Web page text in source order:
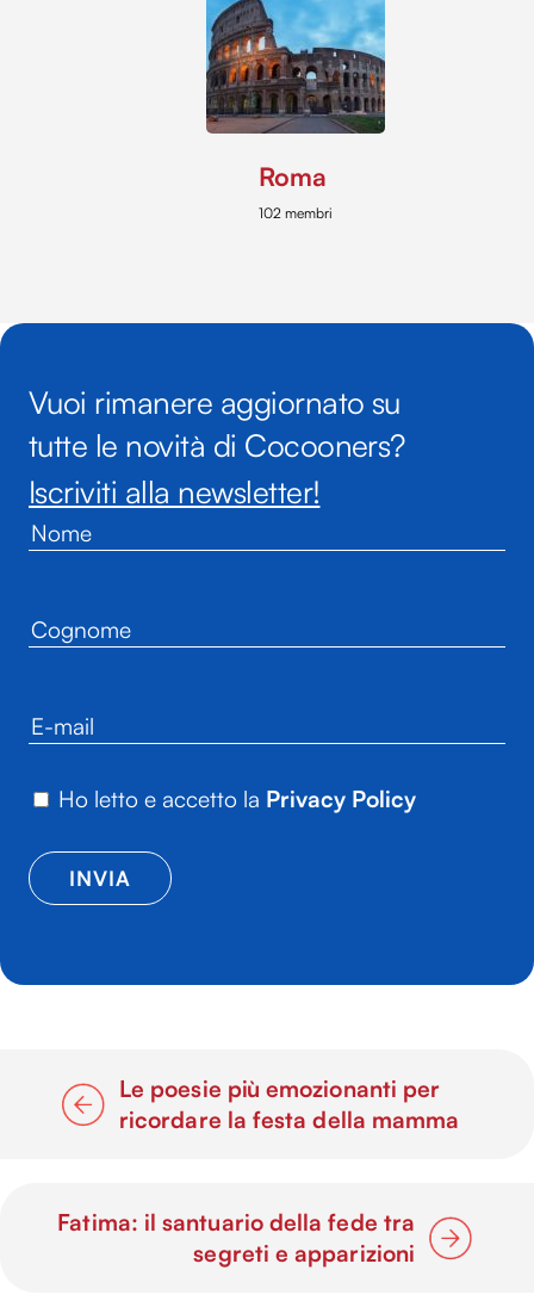
Roma
102 membri
Vuoi rimanere aggiornato su
tutte le novità di Cocooners?
Iscriviti alla newsletter!
Ho letto e accetto la Privacy Policy
Le poesie più emozionanti per
ricordare la festa della mamma
Fatima: il santuario della fede tra
segreti e apparizioni